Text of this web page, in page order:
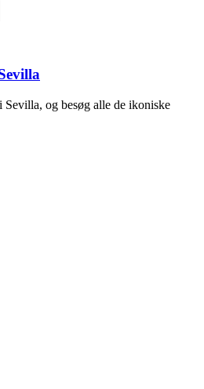
og besøg alle de ikoniske